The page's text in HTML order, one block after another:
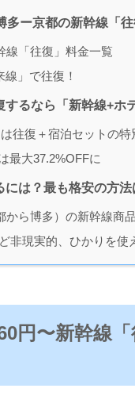
多ー京都の新幹線「
線「往復」料金一覧
」で往復！
るなら「新幹線+ホ
往復＋宿泊セットの特
最大37.2%OFFに
は？最も格安の方法
ら博多）の新幹線商
非現実的、ひかりを使
円〜新幹線